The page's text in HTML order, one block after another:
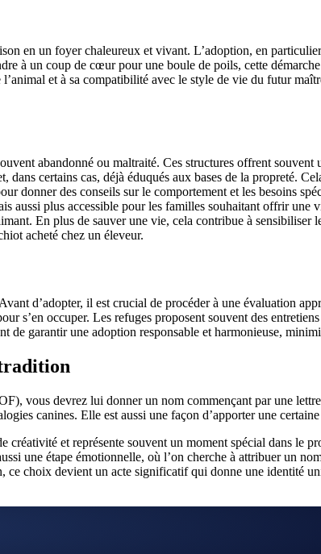
en un foyer chaleureux et vivant. L’adoption, en
à un coup de cœur pour une boule de poils, cette
et à sa compatibilité avec le style de vie du futur
abandonné ou maltraité. Ces structures offrent
dans certains cas, déjà éduqués aux bases de la propreté.
donner des conseils sur le comportement et les besoins
aussi plus accessible pour les familles souhaitant offrir une
En plus de sauver une vie, cela contribue à sensibiliser
acheté chez un éleveur.
d’adopter, il est crucial de procéder à une évaluation
s’en occuper. Les refuges proposent souvent des
de garantir une adoption responsable et harmonieuse,
vous devrez lui donner un nom commençant par une
canines. Elle est aussi une façon d’apporter une
créativité et représente souvent un moment spécial dans le
une étape émotionnelle, où l’on cherche à attribuer un
choix devient un acte significatif qui donne une identité